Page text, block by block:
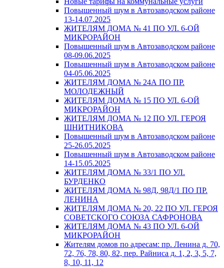
Повышенный шум в Автозаводском районе
13-14.07.2025
ЖИТЕЛЯМ ДОМА № 41 ПО УЛ. 6-ОЙ
МИКРОРАЙОН
Повышенный шум в Автозаводском районе
08-09.06.2025
Повышенный шум в Автозаводском районе
04-05.06.2025
ЖИТЕЛЯМ ДОМА № 24А ПО ПР.
МОЛОДЕЖНЫЙ
ЖИТЕЛЯМ ДОМА № 15 ПО УЛ. 6-ОЙ
МИКРОРАЙОН
ЖИТЕЛЯМ ДОМА № 12 ПО УЛ. ГЕРОЯ
ШНИТНИКОВА
Повышенный шум в Автозаводском районе
25-26.05.2025
Повышенный шум в Автозаводском районе
14-15.05.2025
ЖИТЕЛЯМ ДОМА № 33/1 ПО УЛ.
БУРДЕНКО
ЖИТЕЛЯМ ДОМА № 98Д, 98Д/1 ПО ПР.
ЛЕНИНА
ЖИТЕЛЯМ ДОМА № 20, 22 ПО УЛ. ГЕРОЯ
СОВЕТСКОГО СОЮЗА САФРОНОВА
ЖИТЕЛЯМ ДОМА № 43 ПО УЛ. 6-ОЙ
МИКРОРАЙОН
Жителям домов по адресам: пр. Ленина д. 70,
72, 76, 78, 80, 82, пер. Райниса д. 1, 2, 3, 5, 7,
8, 10, 11, 12